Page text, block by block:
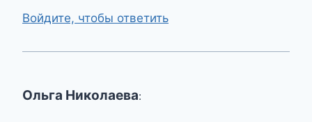
Войдите, чтобы ответить
Ольга Николаева: